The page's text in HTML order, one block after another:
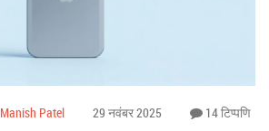
Manish Patel 29 नवंबर 2025 14 टिप्पणि